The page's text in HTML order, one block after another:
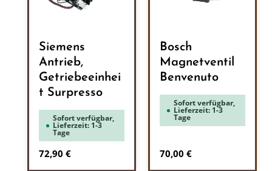
Siemens
Antrieb,
Getriebeeinhei
t Surpresso
Sofort verfügbar,
Lieferzeit: 1-3
Tage
Regulärer Preis:
72,90 €
Bosch
Magnetventil
Benvenuto
Sofort verfügbar,
Lieferzeit: 1-3
Tage
Regulärer Preis:
70,00 €